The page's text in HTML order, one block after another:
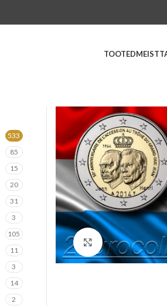
TOOTEDMEIST
Suurenda
533
85
15
20
31
3
105
11
3
14
2